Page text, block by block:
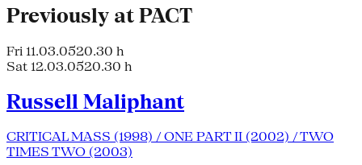
Previously at PACT
Fri 11.03.0520.30 h
Sat 12.03.0520.30 h
Russell Maliphant
CRITICAL MASS (1998) / ONE PART II (2002) / TWO
TIMES TWO (2003)